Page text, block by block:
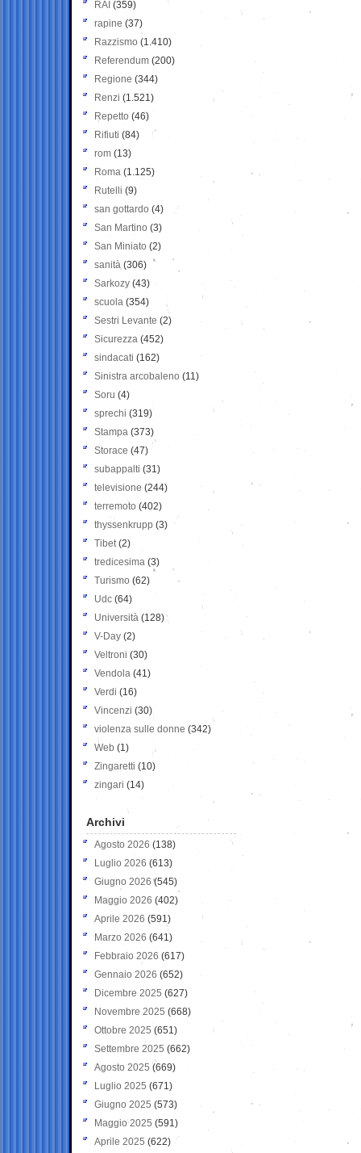
RAI (359)
rapine (37)
Razzismo (1.410)
Referendum (200)
Regione (344)
Renzi (1.521)
Repetto (46)
Rifiuti (84)
rom (13)
Roma (1.125)
Rutelli (9)
san gottardo (4)
San Martino (3)
San Miniato (2)
sanità (306)
Sarkozy (43)
scuola (354)
Sestri Levante (2)
Sicurezza (452)
sindacati (162)
Sinistra arcobaleno (11)
Soru (4)
sprechi (319)
Stampa (373)
Storace (47)
subappalti (31)
televisione(244)
terremoto (402)
thyssenkrupp (3)
Tibet(2)
tredicesima (3)
Turismo (62)
Udc (64)
Università (128)
V-Day (2)
Veltroni (30)
Vendola (41)
Verdi (16)
Vincenzi (30)
violenza sulle donne (342)
Web (1)
Zingaretti (10)
zingari (14)
Archivi
Agosto 2026 (138)
Luglio 2026 (613)
Giugno 2026 (545)
Maggio 2026 (402)
Aprile 2026 (591)
Marzo 2026 (641)
Febbraio 2026 (617)
Gennaio 2026 (652)
Dicembre 2025 (627)
Novembre 2025 (668)
Ottobre 2025 (651)
Settembre 2025 (662)
Agosto 2025 (669)
Luglio 2025 (671)
Giugno 2025 (573)
Maggio 2025 (591)
Aprile 2025 (622)